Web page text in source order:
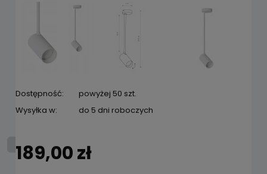
Dostępność:
powyżej 50 szt.
Wysyłka w:
do 5 dni roboczych
189,00 zł